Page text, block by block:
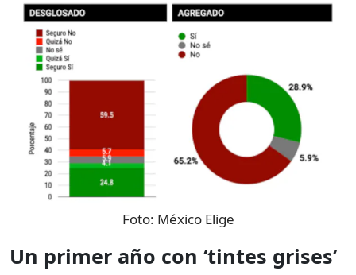
Foto: México Elige
Un primer año con ‘tintes grises’